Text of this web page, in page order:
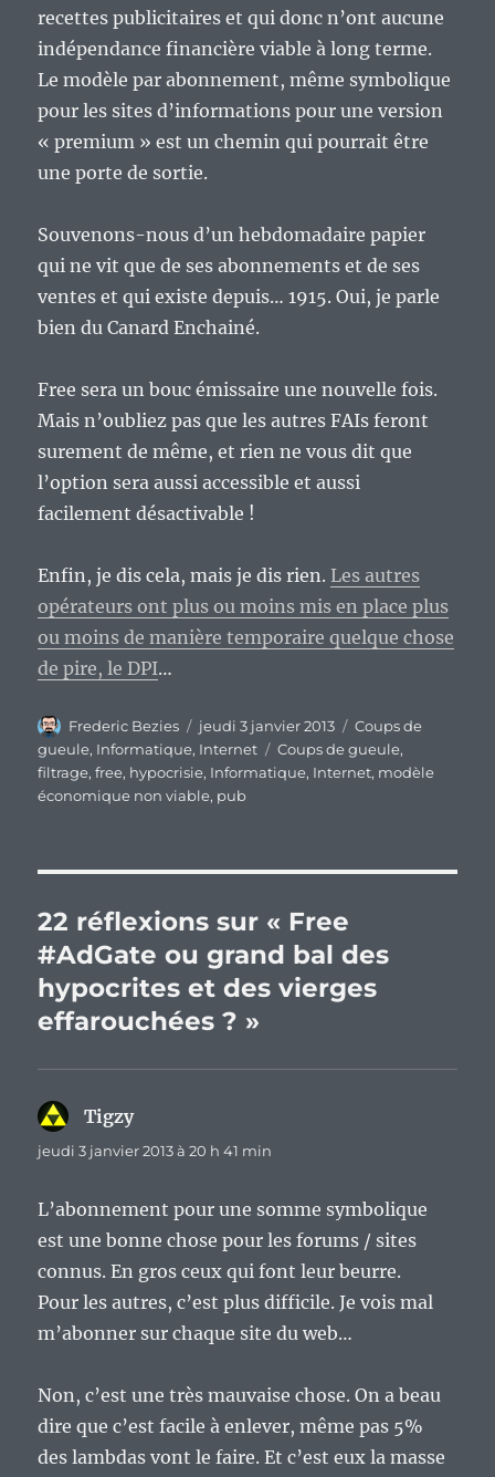
recettes publicitaires et qui donc n’ont aucune
indépendance financière viable à long terme.
Le modèle par abonnement, même symbolique
pour les sites d’informations pour une version
« premium » est un chemin qui pourrait être
une porte de sortie.
Souvenons-nous d’un hebdomadaire papier
qui ne vit que de ses abonnements et de ses
ventes et qui existe depuis… 1915. Oui, je parle
bien du Canard Enchainé.
Free sera un bouc émissaire une nouvelle fois.
Mais n’oubliez pas que les autres FAIs feront
surement de même, et rien ne vous dit que
l’option sera aussi accessible et aussi
facilement désactivable !
Enfin, je dis cela, mais je dis rien. Les autres
opérateurs ont plus ou moins mis en place plus
ou moins de manière temporaire quelque chose
de pire, le DPI…
Auteur
Frederic Bezies
Publié
le
jeudi 3 janvier 2013 Catégories
Coups de
gueule, Informatique, Internet Étiquettes
Coups de gueule,
filtrage,free, hypocrisie, Informatique, Internet, modèle
économique non viable, pub
22 réflexions sur « Free
#AdGate ou grand bal des
hypocrites et des vierges
effarouchées ? »
Tigzydit :
jeudi 3 janvier 2013 à 20 h 41 min
L’abonnement pour une somme symbolique
est une bonne chose pour les forums / sites
connus. En gros ceux qui font leur beurre.
Pour les autres, c’est plus difficile. Je vois mal
m’abonner sur chaque site du web…
Non, c’est une très mauvaise chose. On a beau
dire que c’est facile à enlever, même pas 5%
des lambdas vont le faire. Et c’est eux la masse